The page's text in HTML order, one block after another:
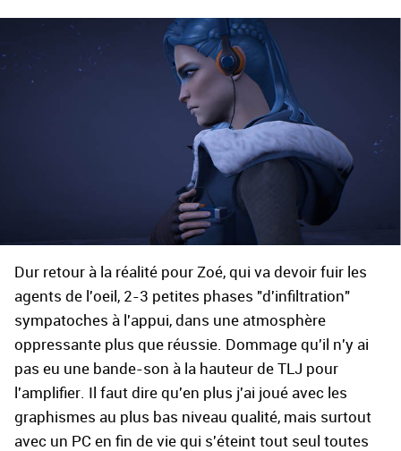
Dur retour à la réalité pour Zoé, qui va devoir fuir les
agents de l'oeil, 2-3 petites phases "d'infiltration"
sympatoches à l'appui, dans une atmosphère
oppressante plus que réussie. Dommage qu'il n'y ai
pas eu une bande-son à la hauteur de TLJ pour
l'amplifier. Il faut dire qu'en plus j'ai joué avec les
graphismes au plus bas niveau qualité, mais surtout
avec un PC en fin de vie qui s'éteint tout seul toutes